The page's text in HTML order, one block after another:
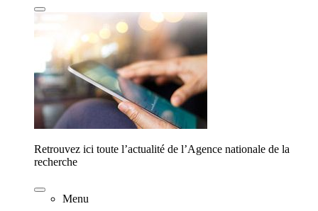
Retrouvez ici toute l’actualité de l’Agence nationale de la
recherche
Menu